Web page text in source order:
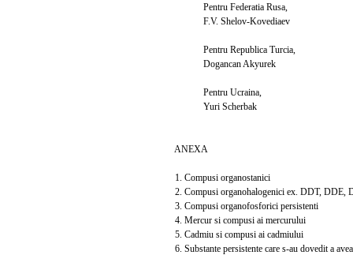
Pentru Federatia Rusa,
F.V. Shelov-Kovediaev
Pentru Republica Turcia,
Dogancan Akyurek
Pentru Ucraina,
Yuri Scherbak
ANEXA
1. Compusi organostanici
2. Compusi organohalogenici ex. DDT, DDE,
3. Compusi organofosforici persistenti
4. Mercur si compusi ai mercurului
5. Cadmiu si compusi ai cadmiului
6. Substante persistente care s-au dovedit a